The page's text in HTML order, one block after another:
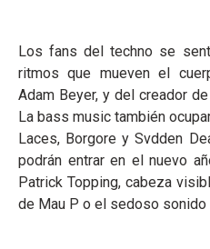
Los fans del techno se
ritmos que mueven el
Adam Beyer, y del creador
La bass music también
Laces, Borgore y Svdden
podrán entrar en el nuevo
Patrick Topping, cabeza
de Mau P o el sedoso